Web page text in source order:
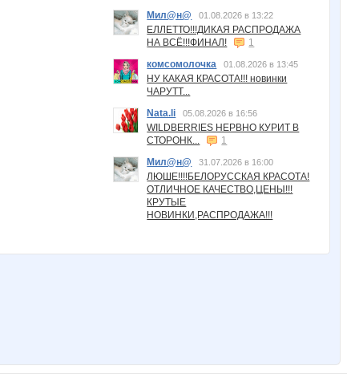
Мил@н@
01.08.2026 в 13:22
ЕЛЛЕТТО!!!ДИКАЯ РАСПРОДАЖА
НА ВСЁ!!!ФИНАЛ!
1
комсомолочка
01.08.2026 в 13:45
НУ КАКАЯ КРАСОТА!!! новинки
ЧАРУТТ...
Nata.li
05.08.2026 в 16:56
WILDBERRIES НЕРВНО КУРИТ В
СТОРОНК...
1
Мил@н@
31.07.2026 в 16:00
ЛЮШЕ!!!!БЕЛОРУССКАЯ КРАСОТА!
ОТЛИЧНОЕ КАЧЕСТВО,ЦЕНЫ!!!
КРУТЫЕ
НОВИНКИ,РАСПРОДАЖА!!!